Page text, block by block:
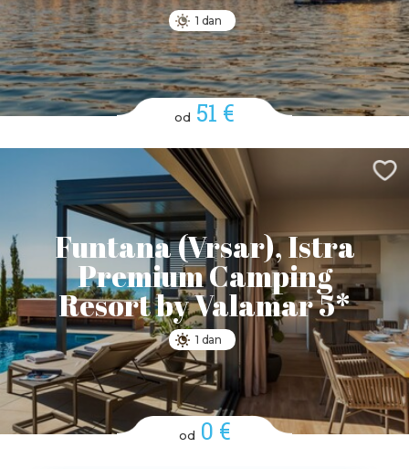
1 dan
od 51 €
Funtana (Vrsar), Istra
Premium Camping
Resort by Valamar 5*
1 dan
od 0 €